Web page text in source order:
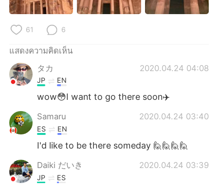
61 6
แสดงความคิดเห็น
タカ
2020.04.24 04:08
JP EN
wow😳I want to go there soon✈️
Samaru 2020.04.24 03:40
ES EN
I'd like to be there someday 🙋🙋🙋🙋
Daiki だいき 2020.04.24 03:39
JP ES